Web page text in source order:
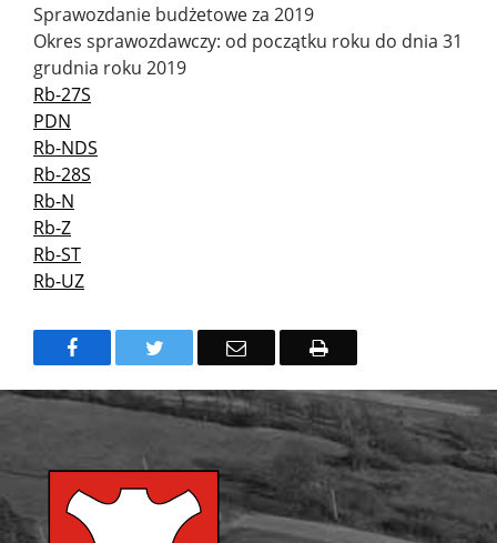
Sprawozdanie budżetowe za 2019
Okres sprawozdawczy: od początku roku do dnia 31
grudnia roku 2019
Rb-27S
PDN
Rb-NDS
Rb-28S
Rb-N
Rb-Z
Rb-ST
Rb-UZ
FacebookTwitter Email Drukuj